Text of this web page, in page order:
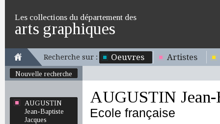
Les collections du département des
arts graphiques
Recherche sur : Oeuvres Artistes
Nouvelle recherche
AUGUSTIN
Jean-Baptiste
Jacques
AUGUSTIN Jean-
Ecole française